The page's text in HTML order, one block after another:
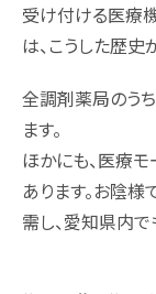
受け付ける医療
は、こうした歴史
全調剤薬局のう
ます。
ほかにも、医療
あります。お陰
需し、愛知県内で